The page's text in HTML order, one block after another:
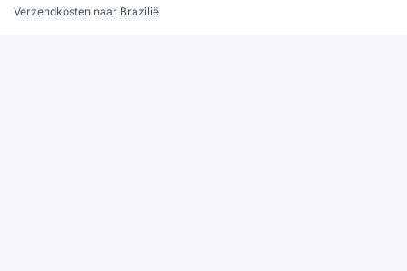
Verzendkosten naar Brazilië